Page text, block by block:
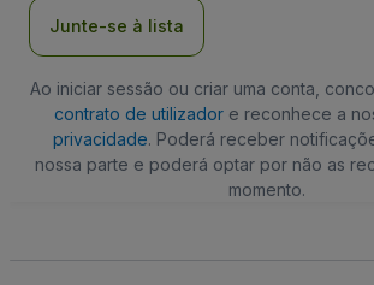
Junte-se à lista
Ao iniciar sessão ou criar uma conta,
contrato de utilizadore reconhece a
privacidade. Poderá receber
nossa parte e poderá optar por não as
momento.